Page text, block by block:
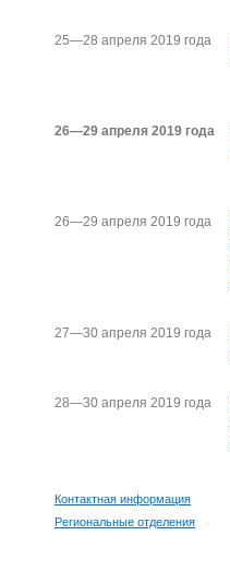
25—28 апреля 2019 года
26—29 апреля 2019 года
26—29 апреля 2019 года
27—30 апреля 2019 года
28—30 апреля 2019 года
Контактная информация
Региональные отделения